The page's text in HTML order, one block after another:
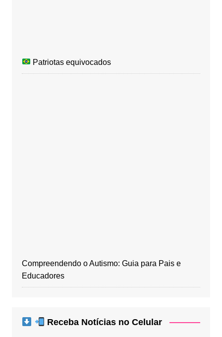
Patriotas equivocados
Compreendendo o Autismo: Guia para Pais e
Educadores
Receba Notícias no Celular